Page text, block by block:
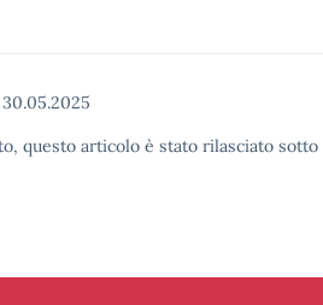
30.05.2025
questo articolo è stato rilasciato